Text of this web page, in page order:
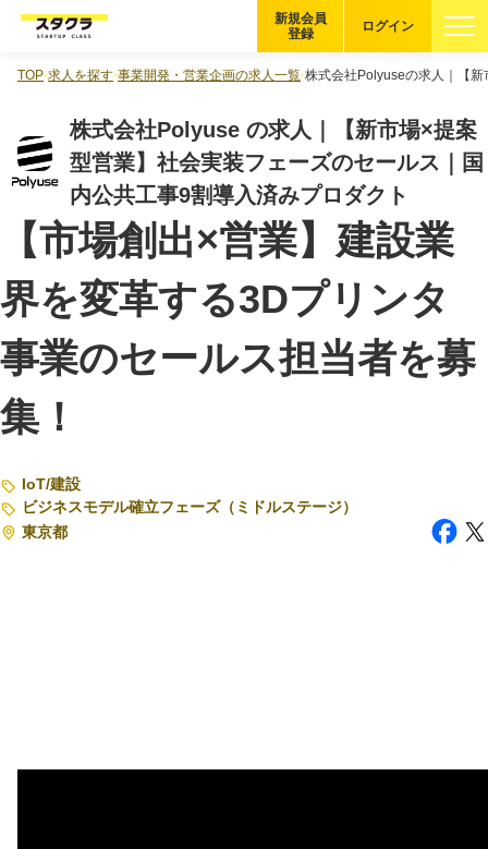
企業を探す
適性診断
スタクラが選ばれる理由
スタートアップ厳選の仕組み
紹介する企業について
登録者の転職・副業実績
Startup Magazine
注目スタートアップ
ログイン
新規会員
登録
TOP 求人を探す 事業開発・営業企画の求人一覧 株式会社Polyuseの求人｜【
株式会社Polyuse の求人｜【新市場×提案
型営業】社会実装フェーズのセールス｜国
内公共工事9割導入済みプロダクト
【市場創出×営業】建設業
界を変革する3Dプリンタ
事業のセールス担当者を募
集！
IoT/建設
ビジネスモデル確立フェーズ（ミドルステージ）
東京都